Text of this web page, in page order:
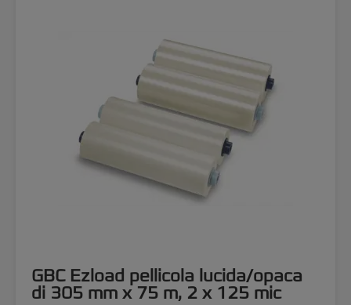
GBC Ezload pellicola lucida/opaca
di 305 mm x 75 m, 2 x 125 mic